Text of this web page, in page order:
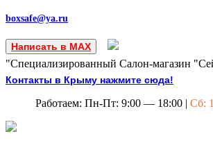
boxsafe@ya.ru
Написать в MAX
"Специализированный Салон-магазин
Контакты в Крыму нажмите сюда!
Работаем: Пн-Пт: 9:00 — 18:00 | Сб: